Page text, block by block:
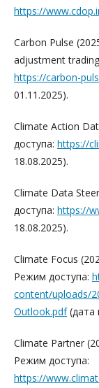
https://
Carbon Pulse
adjustment
https://carbon-
01.11.2025).
Climate Action
доступа: https://
18.08.2025).
Climate Data
доступа: https://
18.08.2025).
Climate Focus
Режим доступа:
content/uploads/
Outlook.pdf(дата
Climate Partner
Режим доступа:
https://